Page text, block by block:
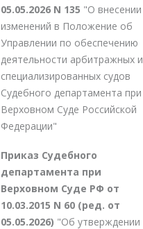
05.05.2026 N 135 "О внесении
изменений в Положение об
Управлении по обеспечению
деятельности арбитражных и
специализированных судов
Судебного департамента при
Верховном Суде Российской
Федерации"
Приказ Судебного
департамента при
Верховном Суде РФ от
10.03.2015 N 60 (ред. от
05.05.2026) "Об утверждении